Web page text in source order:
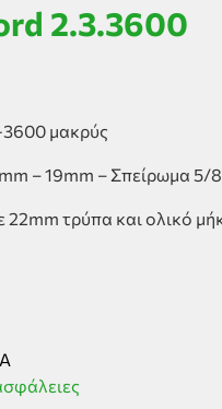
2.3.3600
μακρύς
– 19mm – Σπείρωμα 5/
τρύπα και ολικό